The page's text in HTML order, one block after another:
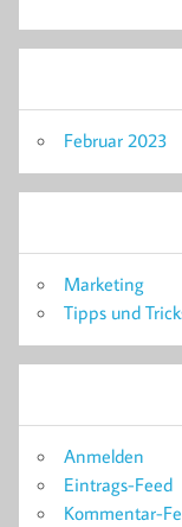
Februar 2023
Marketing
Tipps und
Anmelden
Eintrags-Feed
Kommentar-